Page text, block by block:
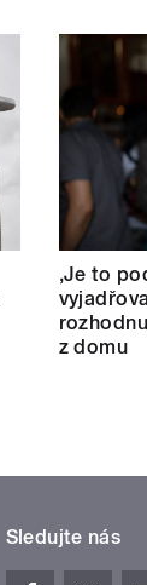
‚Je to
z domu
Sledujte nás